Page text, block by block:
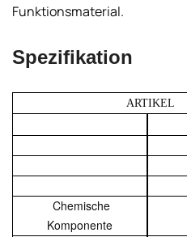
Funktionsmaterial.
Spezifikation
ARTIKEL
Chemische
Komponente